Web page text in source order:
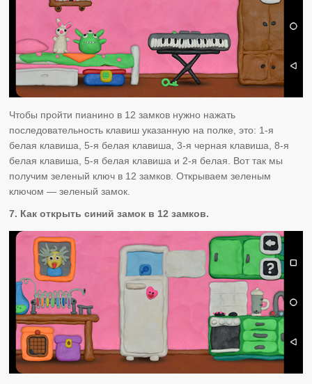
Чтобы пройти пианино в 12 замков нужно нажать
последовательность клавиш указанную на полке, это: 1-я
белая клавиша, 5-я белая клавиша, 3-я черная клавиша, 8-я
белая клавиша, 5-я белая клавиша и 2-я белая. Вот так мы
получим зеленый ключ в 12 замков. Открываем зеленым
ключом — зеленый замок.
7. Как открыть синий замок в 12 замков.